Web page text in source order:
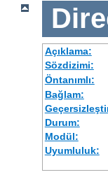
Açıklama:
Sözdizimi:
Öntanımlı:
Bağlam:
Durum:
Modül:
Uyumluluk: